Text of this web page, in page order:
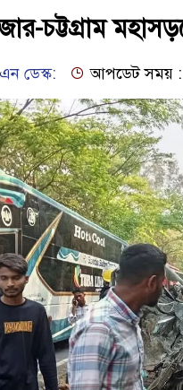
চট্টগ্রাম
ডেস্ক: আপডেট সময় :